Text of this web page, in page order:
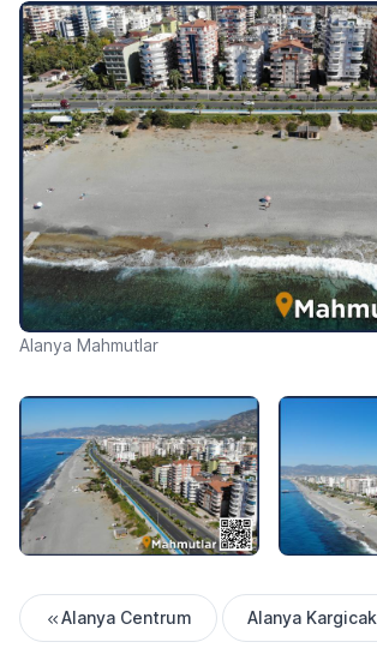
Alanya Mahmutlar
Alanya Centrum Alanya Kargicak